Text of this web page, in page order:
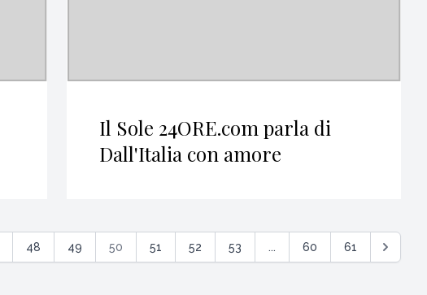
Il Sole 24ORE.com parla di
Dall'Italia con amore
48 49 50 51 52 53 ... 60 61